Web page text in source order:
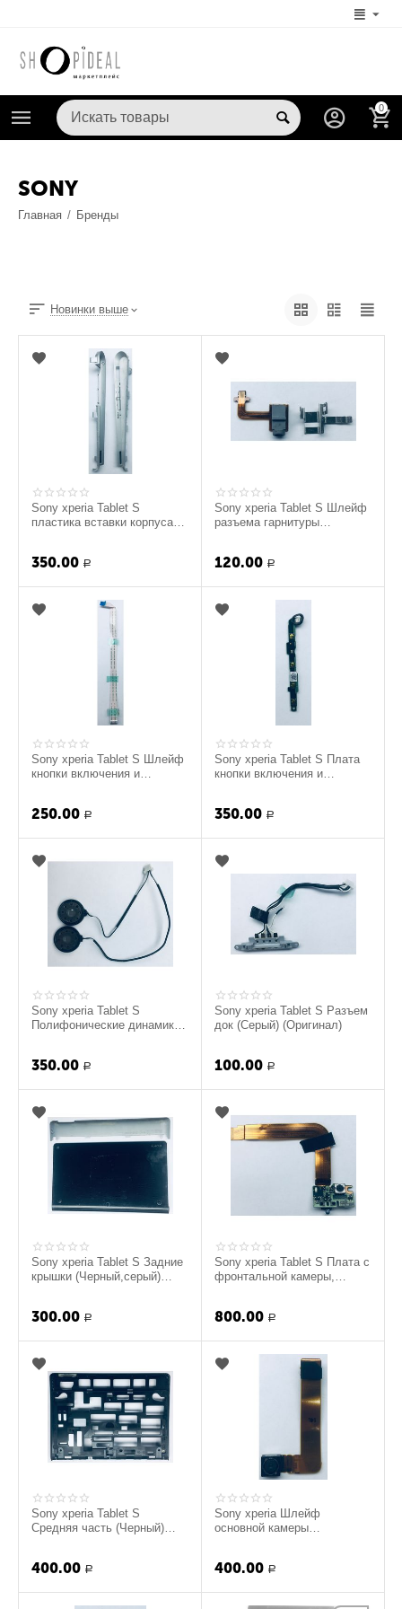
0
SONY
Главная / Бренды
Новинки выше
Sony xperia Tablet S
пластика вставки корпуса
350.00 Р
Sony xperia Tablet S Шлейф
разъема гарнитуры
120.00 Р
Sony xperia Tablet S Шлейф
кнопки включения и
250.00 Р
Sony xperia Tablet S Плата
кнопки включения и
350.00 Р
Sony xperia Tablet S
Полифонические динамики
350.00 Р
Sony xperia Tablet S Разъем
док (Серый) (Оригинал)
100.00 Р
Sony xperia Tablet S Задние
крышки (Черный,серый)
300.00 Р
Sony xperia Tablet S Плата с
фронтальной камеры,
800.00 Р
Sony xperia Tablet S
Средняя часть (Черный)
400.00 Р
Sony xperia Шлейф
основной камеры
400.00 Р